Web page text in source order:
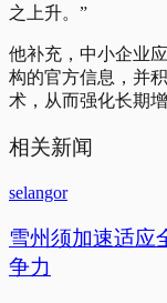
之上升。”
他补充，中小企业
构的官方信息，并
术，从而强化长期增
相关新闻
selangor
雪州须加速适应
争力